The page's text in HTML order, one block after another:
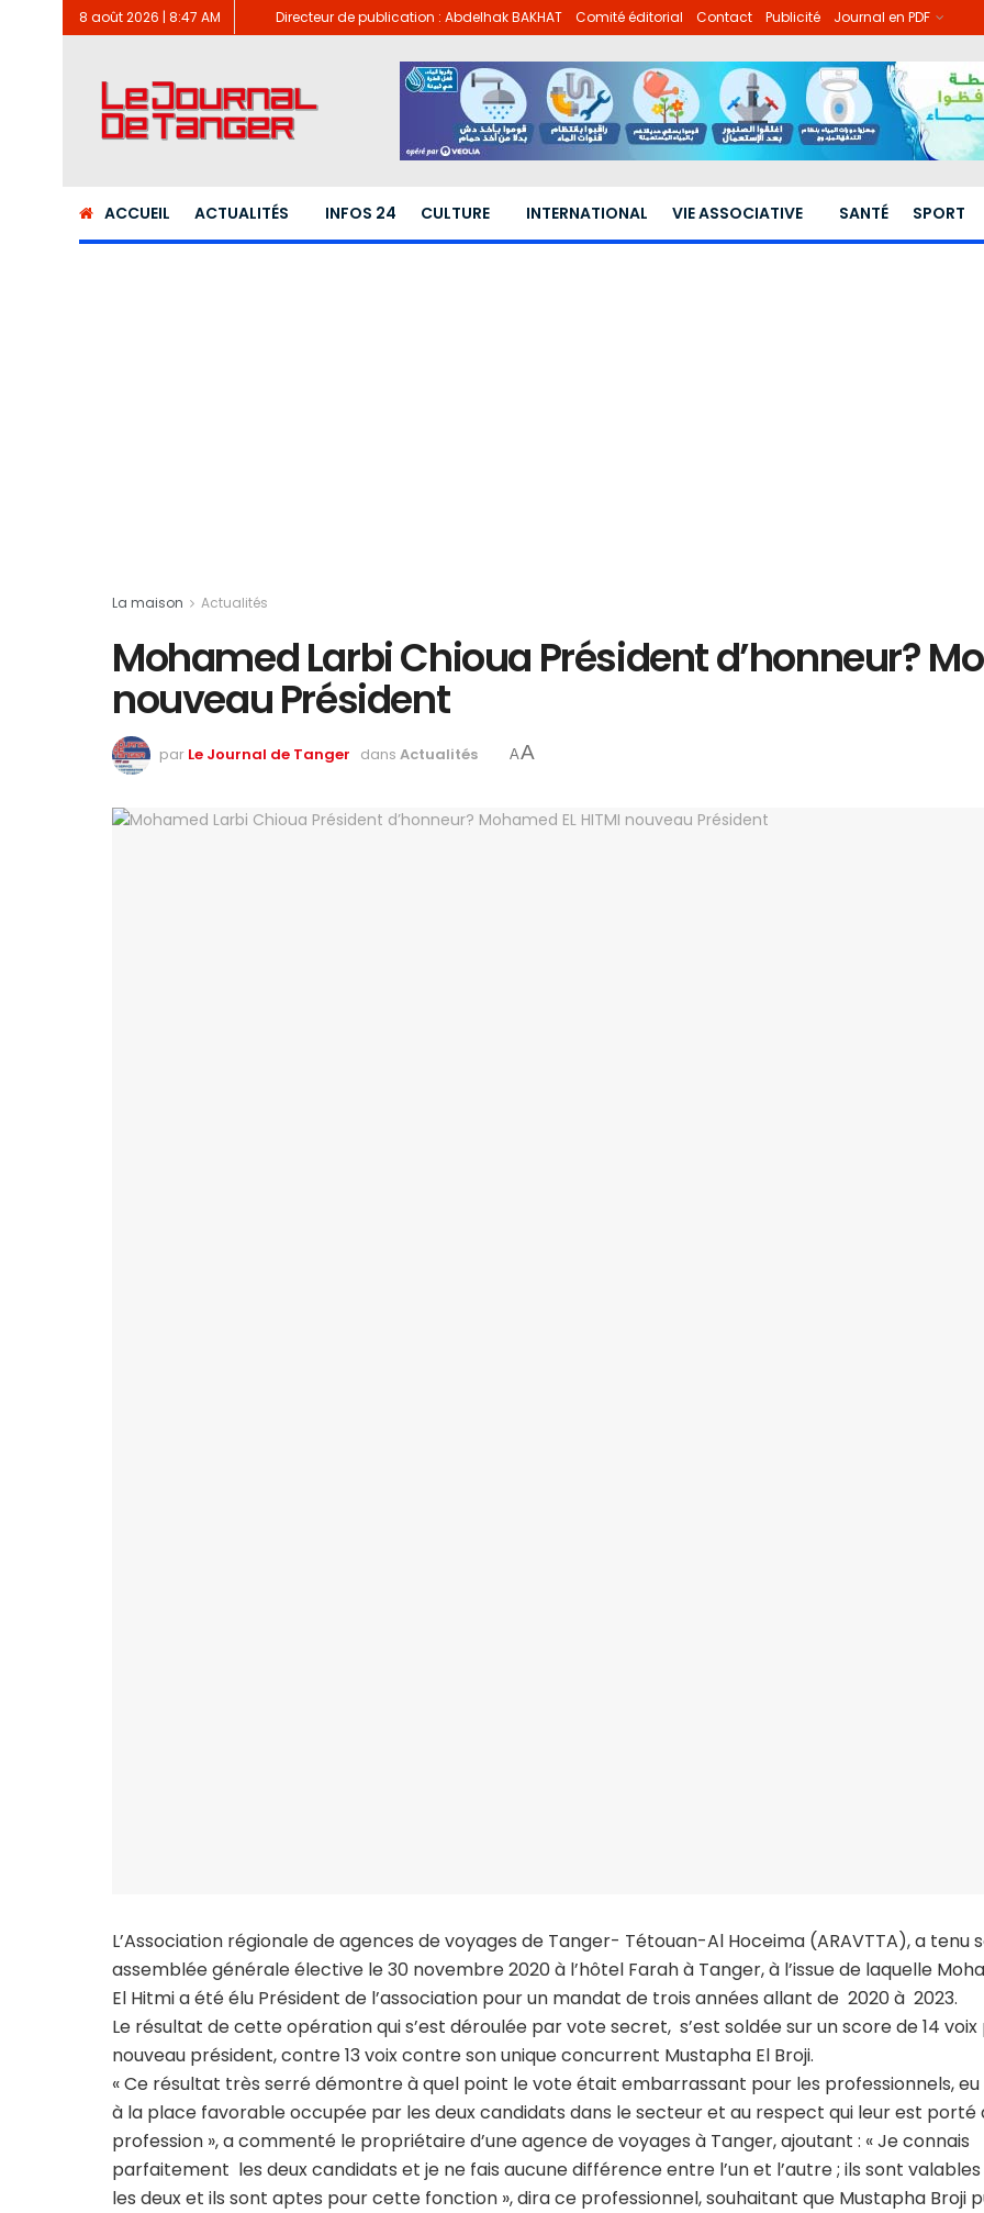
8 août 2026 | 8:47 AM Directeur de publication : Abdelhak BAKHAT Comité éditorial Contact Publicité Journal en PDF
ACCUEIL ACTUALITÉS INFOS 24 CULTURE INTERNATIONAL VIE ASSOCIATIVE SANTÉ SPORT
La maison Actualités
Mohamed Larbi Chioua Président d’honneur?
nouveau Président
par Le Journal de Tanger dans Actualités AA
L’Association régionale de agences de voyages de Tanger- Tétouan-Al Hoceima (ARAVTTA), a tenu
assemblée générale élective le 30 novembre 2020 à l’hôtel Farah à Tanger, à l’issue de laquelle
El Hitmi a été élu Président de l’association pour un mandat de trois années allant de 2020 à 2023.
Le résultat de cette opération qui s’est déroulée par vote secret, s’est soldée sur un score de 14 voix
nouveau président, contre 13 voix contre son unique concurrent Mustapha El Broji.
« Ce résultat très serré démontre à quel point le vote était embarrassant pour les professionnels,
à la place favorable occupée par les deux candidats dans le secteur et au respect qui leur est porté
profession », a commenté le propriétaire d’une agence de voyages à Tanger, ajoutant : « Je connais
parfaitement les deux candidats et je ne fais aucune différence entre l’un et l’autre ; ils sont
les deux et ils sont aptes pour cette fonction », dira ce professionnel, souhaitant que Mustapha Broji